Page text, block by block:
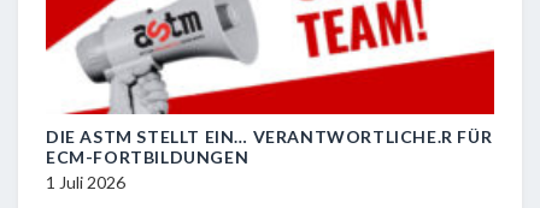
DIE ASTM STELLT EIN… VERANTWORTLICHE.R FÜR
ECM-FORTBILDUNGEN
1 Juli 2026